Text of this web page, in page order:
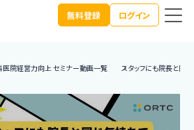
無料登録 ログイン
医院経営力向上 セミナー動画一覧 スタッフにも院長と同